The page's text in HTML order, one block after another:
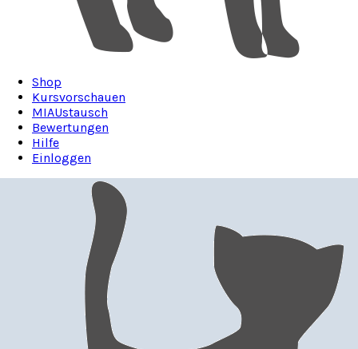
Shop
Kursvorschauen
MIAUstausch
Bewertungen
Hilfe
Einloggen